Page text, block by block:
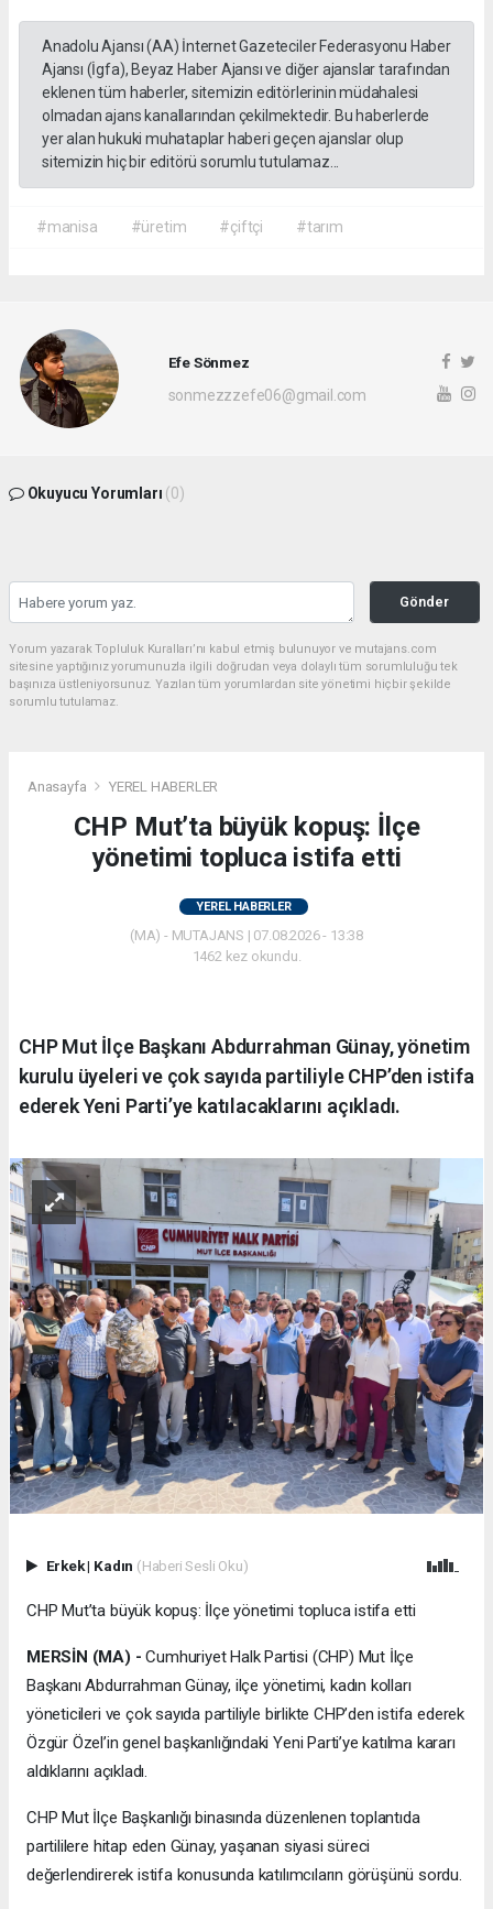
Anadolu Ajansı (AA) İnternet Gazeteciler Federasyonu Haber
Ajansı (İgfa), Beyaz Haber Ajansı ve diğer ajanslar tarafından
eklenen tüm haberler, sitemizin editörlerinin müdahalesi
olmadan ajans kanallarından çekilmektedir. Bu haberlerde
yer alan hukuki muhataplar haberi geçen ajanslar olup
sitemizin hiç bir editörü sorumlu tutulamaz...
#manisa #üretim #çiftçi #tarım
Efe Sönmez
sonmezzzefe06@gmail.com
Okuyucu Yorumları (0)
Gönder
Yorum yazarak Topluluk Kuralları’nı kabul etmiş bulunuyor ve mutajans.com
sitesine yaptığınız yorumunuzla ilgili doğrudan veya dolaylı tüm sorumluluğu tek
başınıza üstleniyorsunuz. Yazılan tüm yorumlardan site yönetimi hiçbir şekilde
sorumlu tutulamaz.
Anasayfa YEREL HABERLER
CHP Mut’ta büyük kopuş: İlçe
yönetimi topluca istifa etti
YEREL HABERLER
(MA) - MUTAJANS | 07.08.2026 - 13:38
1462 kez okundu.
CHP Mut İlçe Başkanı Abdurrahman Günay, yönetim
kurulu üyeleri ve çok sayıda partiliyle CHP’den istifa
ederek Yeni Parti’ye katılacaklarını açıkladı.
Erkek| Kadın (Haberi Sesli Oku)
CHP Mut’ta büyük kopuş: İlçe yönetimi topluca istifa etti
MERSİN (MA) - Cumhuriyet Halk Partisi (CHP) Mut İlçe
Başkanı Abdurrahman Günay, ilçe yönetimi, kadın kolları
yöneticileri ve çok sayıda partiliyle birlikte CHP’den istifa ederek
Özgür Özel’in genel başkanlığındaki Yeni Parti’ye katılma kararı
aldıklarını açıkladı.
CHP Mut İlçe Başkanlığı binasında düzenlenen toplantıda
partililere hitap eden Günay, yaşanan siyasi süreci
değerlendirerek istifa konusunda katılımcıların görüşünü sordu.